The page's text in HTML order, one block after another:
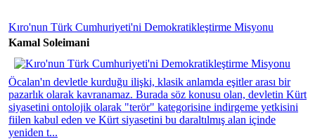
Kıro'nun Türk Cumhuriyeti'ni Demokratikleştirme Misyonu
Kamal Soleimani
Öcalan'ın devletle kurduğu ilişki, klasik anlamda eşitler arası bir
pazarlık olarak kavranamaz. Burada söz konusu olan, devletin Kürt
siyasetini ontolojik olarak "terör" kategorisine indirgeme yetkisini
fiilen kabul eden ve Kürt siyasetini bu daraltılmış alan içinde
yeniden t...